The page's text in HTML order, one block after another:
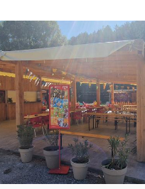
Situato a 300 m dal villaggio, il
nostro campeggio familiare,
che costeggia il fiume, offre
affitti e piazzole ombreggiate,
una piscina e uno snack bar
per momenti di relax e
convivialità. In stagione,
animazione: concerti, bocce,
karaoke-DJ...